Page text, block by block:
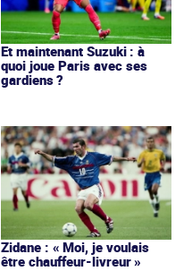
Et maintenant Suzuki : à
quoi joue Paris avec ses
gardiens ?
Zidane : « Moi, je voulais
être chauffeur-livreur »